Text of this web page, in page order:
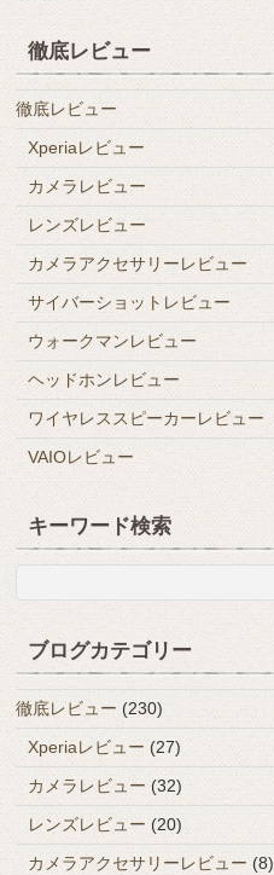
徹底レビュー
徹底レビュー
Xperiaレビュー
カメラレビュー
レンズレビュー
カメラアクセサリーレビュー
サイバーショットレビュー
ウォークマンレビュー
ヘッドホンレビュー
ワイヤレススピーカーレビュー
VAIOレビュー
キーワード検索
ブログカテゴリー
徹底レビュー (230)
Xperiaレビュー (27)
カメラレビュー (32)
レンズレビュー (20)
カメラアクセサリーレビュー (8)